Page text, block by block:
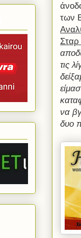
των
Σταρ
τις
να
δυο